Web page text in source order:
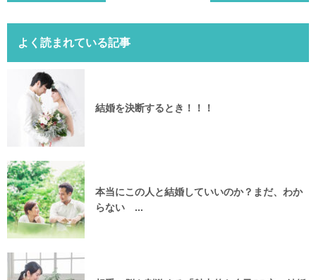
よく読まれている記事
結婚を決断するとき！！！
本当にこの人と結婚していいのか？まだ、わか
らない ...